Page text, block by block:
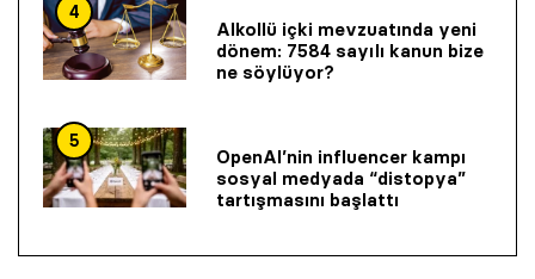
4
Alkollü içki mevzuatında yeni
dönem: 7584 sayılı kanun bize
ne söylüyor?
5
OpenAI’nin influencer kampı
sosyal medyada “distopya”
tartışmasını başlattı